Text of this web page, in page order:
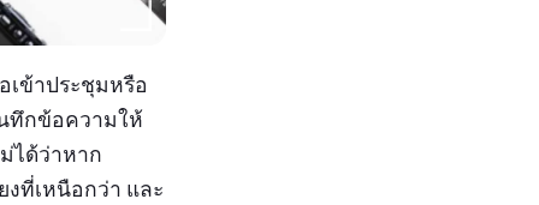
ข้าประชุมหรือ
ทึกข้อความให้
ได้ว่าหาก
ที่เหนือกว่า และ